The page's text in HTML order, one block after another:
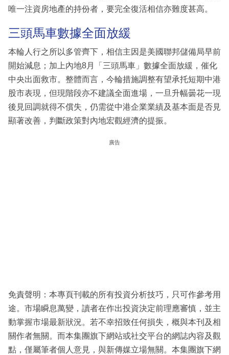
唯一注資房地產的持份者，要完全復活相信亦難度甚高。
三頭馬車數據全面放緩
本輪人行之所以多管齊下，相信主因是美國聯邦儲備局早前
開始減息；加上內地8月「三頭馬車」數據全面放緩，催化
中央出面救市。整體而言，今輪措施調整有望承托短期中港
股市表現，但現階段亦不建議全面進場，一旦升幅曇花一現
後見回調就得不償失，仍需從中港企業業績及基本面是否見
顯著改善，判斷政策對內地宏觀經濟的提振。
廣告
免責聲明：本專頁刊載的所有投資分析技巧，只可作參考用
途。市場瞬息萬變，讀者在作出投資決定前理應審慎，並主
動掌握市場最新狀況。若不幸招致任何損失，概與本刊及相
關作者無關。而本集團旗下網站或社交平台的網誌內容及觀
點，僅屬筆者個人意見，與新傳媒立場無關。本集團旗下網